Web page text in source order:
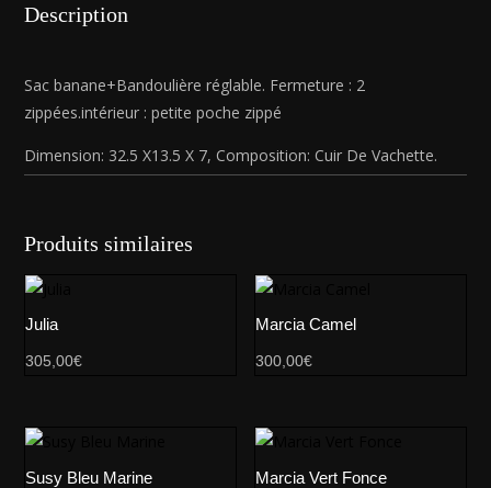
Description
Sac banane+Bandoulière réglable. Fermeture : 2
zippées.intérieur : petite poche zippé
Dimension: 32.5 X13.5 X 7, Composition: Cuir De Vachette.
Produits similaires
Julia
305,00€
Marcia Camel
300,00€
Susy Bleu Marine Marcia Vert Fonce